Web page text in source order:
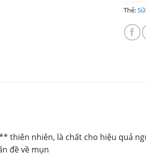
Thẻ:
thiên nhiên, là chất cho hiệu quả
đề về mụn